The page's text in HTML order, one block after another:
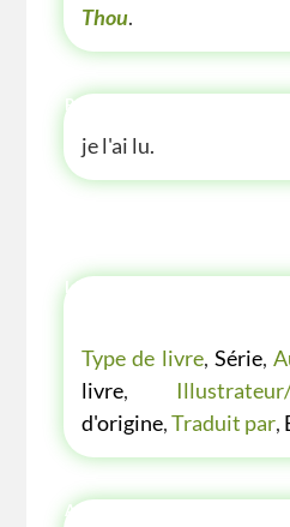
Thou.
P'TITE ANECDOTE
je l'ai lu.
LES P'TITES LISTES DES BIBLIOTHÈQUE
Type de livre, Série,
livre,
d'origine,Traduit par,
AUTRE ANNÉE AUTRE